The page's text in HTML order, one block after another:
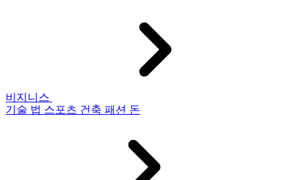
비지니스
기술 법 스포츠 건축 패션 돈